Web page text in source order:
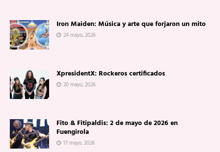
Iron Maiden: Música y arte que forjaron un mito
24 mayo, 2026
XpresidentX: Rockeros certificados
20 mayo, 2026
Fito & Fitipaldis: 2 de mayo de 2026 en
Fuengirola
17 mayo, 2026